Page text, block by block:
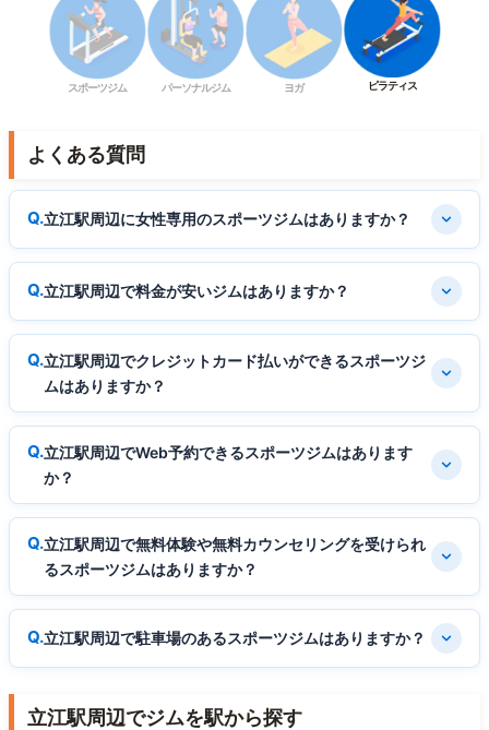
スポーツジム パーソナルジム ヨガ ピラティス
よくある質問
立江駅周辺に女性専用のスポーツジムはありますか？
立江駅周辺で料金が安いジムはありますか？
立江駅周辺でクレジットカード払いができるスポーツジ
ムはありますか？
立江駅周辺でWeb予約できるスポーツジムはあります
か？
立江駅周辺で無料体験や無料カウンセリングを受けられ
るスポーツジムはありますか？
立江駅周辺で駐車場のあるスポーツジムはありますか？
立江駅周辺でジムを駅から探す